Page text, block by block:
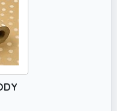
43 cm de ancho